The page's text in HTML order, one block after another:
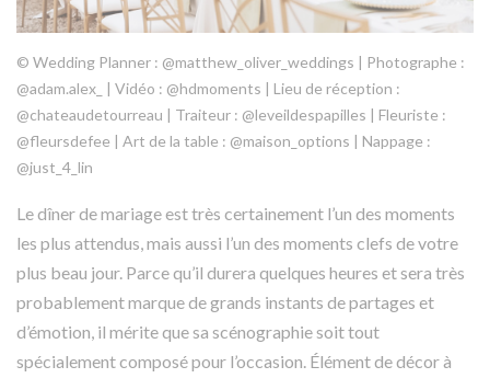
© Wedding Planner : @matthew_oliver_weddings | Photographe :
@adam.alex_ | Vidéo : @hdmoments | Lieu de réception :
@chateaudetourreau | Traiteur : @leveildespapilles | Fleuriste :
@fleursdefee | Art de la table : @maison_options | Nappage :
@just_4_lin
Le dîner de mariage est très certainement l’un des moments
les plus attendus, mais aussi l’un des moments clefs de votre
plus beau jour. Parce qu’il durera quelques heures et sera très
probablement marque de grands instants de partages et
d’émotion, il mérite que sa scénographie soit tout
spécialement composé pour l’occasion. Élément de décor à